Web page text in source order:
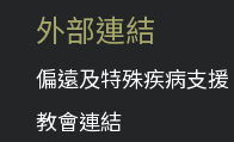
外部連結
偏遠及特殊疾病支援
教會連結